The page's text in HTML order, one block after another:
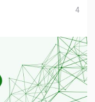
4